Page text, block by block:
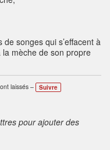
songes qui s’effacent à
mèche de son propre
laissés – Suivre
pour ajouter des